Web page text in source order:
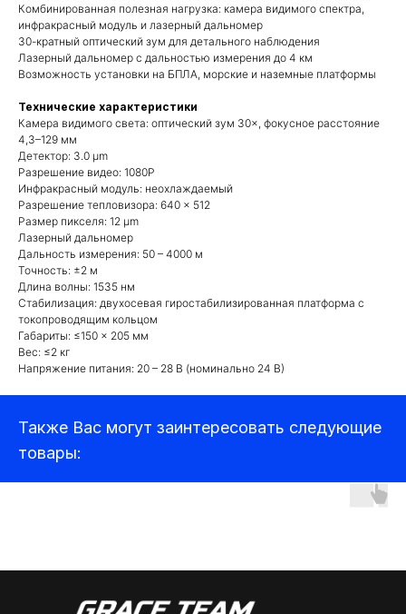
Комбинированная полезная нагрузка: камера видимого спектра,
инфракрасный модуль и лазерный дальномер
30-кратный оптический зум для детального наблюдения
Лазерный дальномер с дальностью измерения до 4 км
Возможность установки на БПЛА, морские и наземные платформы
Технические характеристики
Камера видимого света: оптический зум 30×, фокусное расстояние
4,3–129 мм
Детектор: 3.0 μm
Разрешение видео: 1080P
Инфракрасный модуль: неохлаждаемый
Разрешение тепловизора: 640 × 512
Размер пикселя: 12 μm
Лазерный дальномер
Дальность измерения: 50 – 4000 м
Точность: ±2 м
Длина волны: 1535 нм
Стабилизация: двухосевая гиростабилизированная платформа с
токопроводящим кольцом
Габариты: ≤150 × 205 мм
Вес: ≤2 кг
Напряжение питания: 20 – 28 В (номинально 24 В)
Также Вас могут заинтересовать следующие
товары:
Квадрокоптеры
Аксессуары для квадрокоптеров
Детекторы и подавители БПЛА
Прицелы
Компьютеры и ноутбуки
Аудиотехника